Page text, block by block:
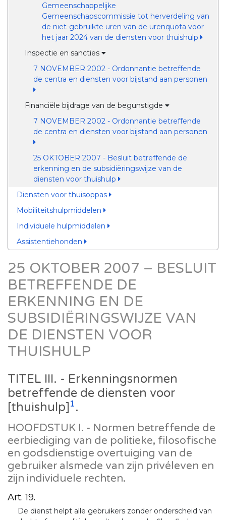
Gemeenschappelijke
Gemeenschapscommissie tot herverdeling van
de niet-gebruikte uren van de urenquota voor
het jaar 2024 van de diensten voor thuishulp
Inspectie en sancties
7 NOVEMBER 2002 - Ordonnantie betreffende
de centra en diensten voor bijstand aan personen
Financiële bijdrage van de begunstigde
7 NOVEMBER 2002 - Ordonnantie betreffende
de centra en diensten voor bijstand aan personen
25 OKTOBER 2007 - Besluit betreffende de
erkenning en de subsidiëringswijze van de
diensten voor thuishulp
Diensten voor thuisoppas
Mobiliteitshulpmiddelen
Individuele hulpmiddelen
Assistentiehonden
25 OKTOBER 2007 – BESLUIT
BETREFFENDE DE
ERKENNING EN DE
SUBSIDIËRINGSWIJZE VAN
DE DIENSTEN VOOR
THUISHULP
TITEL III. - Erkenningsnormen
betreffende de diensten voor
[thuishulp]1.
HOOFDSTUK I. - Normen betreffende de
eerbiediging van de politieke, filosofische
en godsdienstige overtuiging van de
gebruiker alsmede van zijn privéleven en
zijn individuele rechten.
Art. 19.
De dienst helpt alle gebruikers zonder onderscheid van